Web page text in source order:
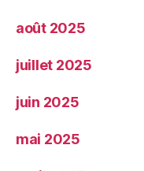
août 2025
juillet 2025
juin 2025
mai 2025